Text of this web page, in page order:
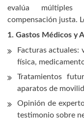
evalúa
compensación justa.
1. Gastos Médicos y
Facturas actuales:
física,
Tratamientos
aparatos de
Opinión de
testimonio sobre